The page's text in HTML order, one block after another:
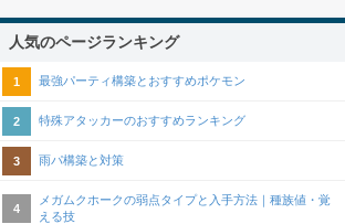
人気のページランキング
最強パーティ構築とおすすめポケモン
特殊アタッカーのおすすめランキング
雨パ構築と対策
メガムクホークの弱点タイプと入手方法｜種族値・覚
える技